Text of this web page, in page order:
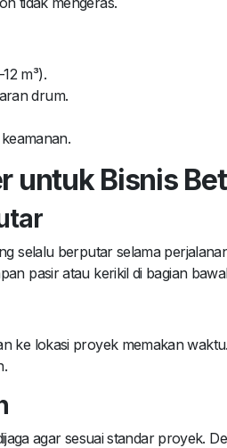
m³).
drum.
untuk Bisnis
selalu berputar selama
pasir atau kerikil di bagian
ke lokasi proyek memakan waktu.
agar sesuai standar proyek.